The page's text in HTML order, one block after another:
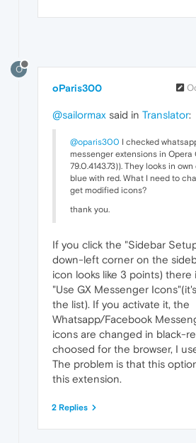
O
oParis300
@sailormax said in Translator:
@oparis300 I checked
messenger extensions in Opera
79.0.4143.73)). They looks in
blue with red. What I need to
get modified icons?
thank you.
If you click the "Sidebar
down-left corner on the
icon looks like 3 points) there
"Use GX Messenger
the list). If you activate it, the
Whatsapp/Facebook
icons are changed in black-
choosed for the browser, I
The problem is that this
this extension.
2 Replies